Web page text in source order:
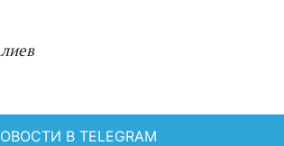
В TELEGRAM